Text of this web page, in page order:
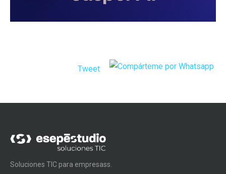
Tweet
Soluciones TIC para empresass.